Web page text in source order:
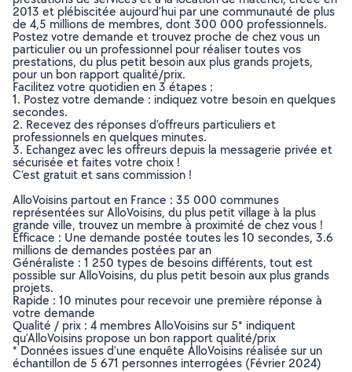
2013 et plébiscitée aujourd’hui par une communauté de plus
de 4,5 millions de membres, dont 300 000 professionnels.
Postez votre demande et trouvez proche de chez vous un
particulier ou un professionnel pour réaliser toutes vos
prestations, du plus petit besoin aux plus grands projets,
pour un bon rapport qualité/prix.
Facilitez votre quotidien en 3 étapes :
1. Postez votre demande : indiquez votre besoin en quelques
secondes.
2. Recevez des réponses d’offreurs particuliers et
professionnels en quelques minutes.
3. Echangez avec les offreurs depuis la messagerie privée et
sécurisée et faites votre choix !
C’est gratuit et sans commission !
AlloVoisins partout en France : 35 000 communes
représentées sur AlloVoisins, du plus petit village à la plus
grande ville, trouvez un membre à proximité de chez vous !
Efficace : Une demande postée toutes les 10 secondes, 3.6
millions de demandes postées par an
Généraliste : 1 250 types de besoins différents, tout est
possible sur AlloVoisins, du plus petit besoin aux plus grands
projets.
Rapide : 10 minutes pour recevoir une première réponse à
votre demande
Qualité / prix : 4 membres AlloVoisins sur 5* indiquent
qu’AlloVoisins propose un bon rapport qualité/prix
* Données issues d’une enquête AlloVoisins réalisée sur un
échantillon de 5 671 personnes interrogées (Février 2024)